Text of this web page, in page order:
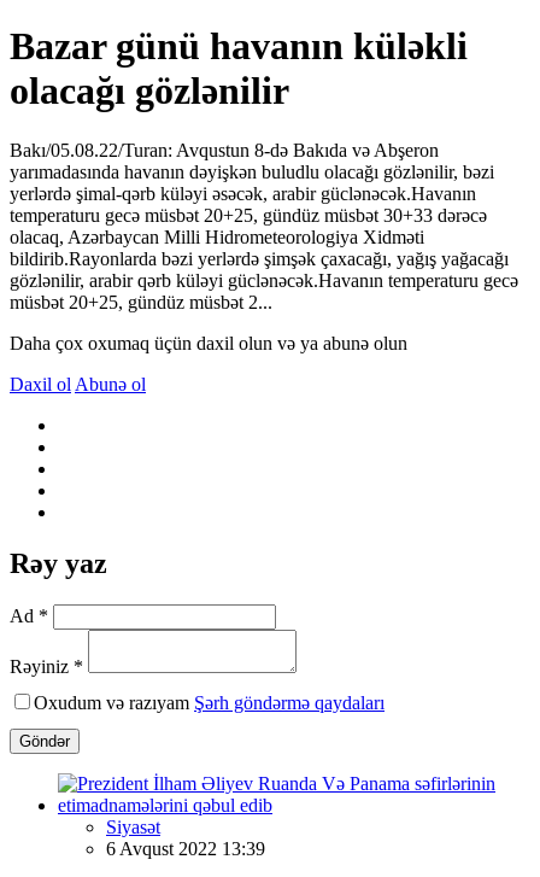
Bazar günü havanın küləkli
olacağı gözlənilir
Bakı/05.08.22/Turan: Avqustun 8-də Bakıda və Abşeron
yarımadasında havanın dəyişkən buludlu olacağı gözlənilir, bəzi
yerlərdə şimal-qərb küləyi əsəcək, arabir güclənəcək.Havanın
temperaturu gecə müsbət 20+25, gündüz müsbət 30+33 dərəcə
olacaq, Azərbaycan Milli Hidrometeorologiya Xidməti
bildirib.Rayonlarda bəzi yerlərdə şimşək çaxacağı, yağış yağacağı
gözlənilir, arabir qərb küləyi güclənəcək.Havanın temperaturu gecə
müsbət 20+25, gündüz müsbət 2...
Daha çox oxumaq üçün daxil olun və ya abunə olun
Daxil ol Abunə ol
Rəy yaz
Ad *
Rəyiniz *
Oxudum və razıyam Şərh göndərmə qaydaları
Göndər
Siyasət
6 Avqust 2022 13:39